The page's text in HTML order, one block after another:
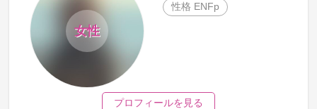
女性
性格 ENFp
プロフィールを見る